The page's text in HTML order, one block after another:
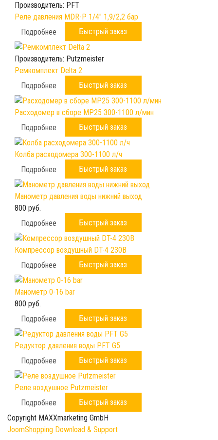
Производитель: PFT
Реле давления MDR-P 1/4" 1,9/2,2 бар
Подробнее
Быстрый заказ
Производитель: Putzmeister
Ремкомплект Delta 2
Подробнее
Быстрый заказ
Расходомер в сборе МР25 300-1100 л/мин
Подробнее
Быстрый заказ
Колба расходомера 300-1100 л/ч
Подробнее
Быстрый заказ
Манометр давления воды нижний выход
800 руб.
Подробнее
Быстрый заказ
Компрессор воздушный DT-4 230B
Подробнее
Быстрый заказ
Манометр 0-16 bar
800 руб.
Подробнее
Быстрый заказ
Редуктор давления воды PFT G5
Подробнее
Быстрый заказ
Реле воздушное Putzmeister
Подробнее
Быстрый заказ
Copyright MAXXmarketing GmbH
JoomShopping Download & Support